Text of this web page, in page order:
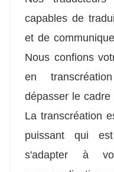
capables de
et de
Nous confions
en
dépasser le
La transcréation
puissant qui
s'adapter à